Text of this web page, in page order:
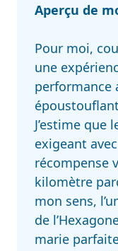
Aperçu de
Pour moi,
une
performance
J’estime que
exigeant
récompense
kilomètre
mon sens,
de
marie